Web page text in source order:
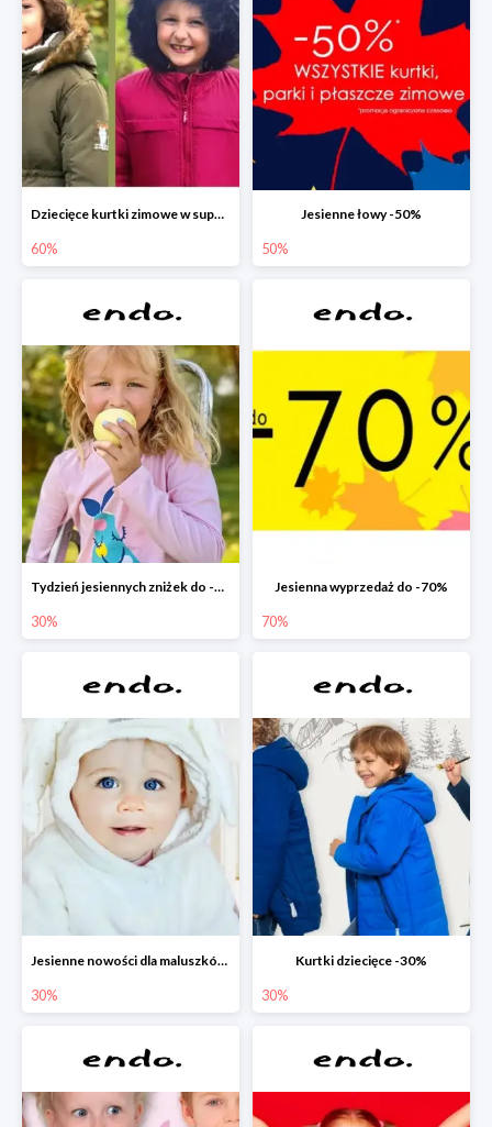
Dziecięce kurtki zimowe w super cenach!
60%
Jesienne łowy -50%
50%
Tydzień jesiennych zniżek do -30%
30%
Jesienna wyprzedaż do -70%
70%
Jesienne nowości dla maluszków -30%
30%
Kurtki dziecięce -30%
30%